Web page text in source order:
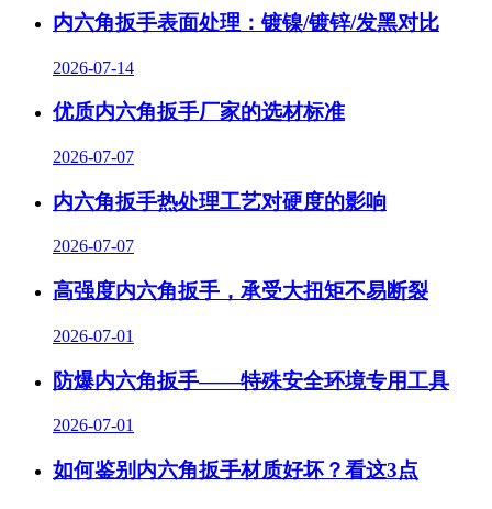
内六角扳手表面处理：镀镍/镀锌/发黑对比
2026-07-14
优质内六角扳手厂家的选材标准
2026-07-07
内六角扳手热处理工艺对硬度的影响
2026-07-07
高强度内六角扳手，承受大扭矩不易断裂
2026-07-01
防爆内六角扳手——特殊安全环境专用工具
2026-07-01
如何鉴别内六角扳手材质好坏？看这3点